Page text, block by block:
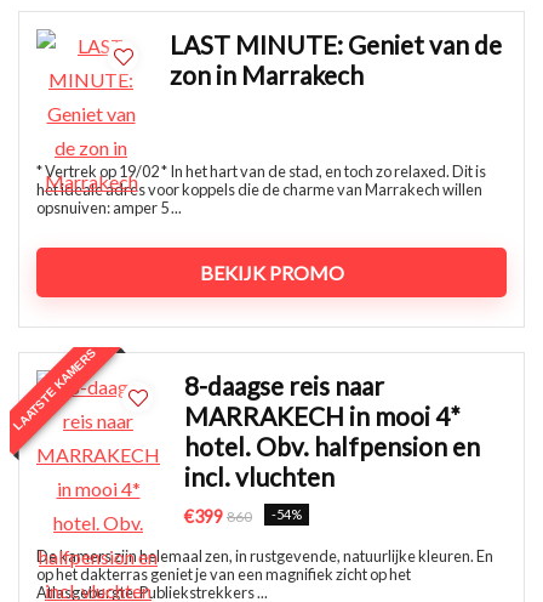
LAST MINUTE: Geniet van de
zon in Marrakech
* Vertrek op 19/02 * In het hart van de stad, en toch zo relaxed. Dit is
het ideale adres voor koppels die de charme van Marrakech willen
opsnuiven: amper 5 ...
BEKIJK PROMO
LAATSTE KAMERS
8-daagse reis naar
MARRAKECH in mooi 4*
hotel. Obv. halfpension en
incl. vluchten
€399 860 -54%
De kamers zijn helemaal zen, in rustgevende, natuurlijke kleuren. En
op het dakterras geniet je van een magnifiek zicht op het
Atlasgebergte. Publiekstrekkers ...